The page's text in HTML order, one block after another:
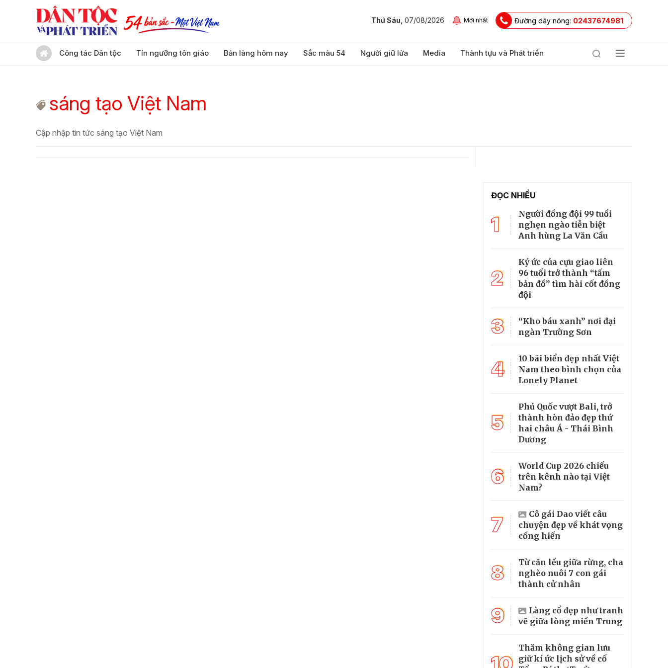
Thứ Sáu, 07/08/2026 Mới nhất Đường dây nóng: 02437674981
Công tác Dân tộc Tín ngưỡng tôn giáo Bản làng hôm nay Sắc màu 54 Người giữ lửa Media Thành tựu và Phát triển
sáng tạo Việt Nam
Cập nhập tin tức sáng tạo Việt Nam
ĐỌC NHIỀU
1
Người đồng đội 99 tuổi
nghẹn ngào tiễn biệt
Anh hùng La Văn Cầu
2
Ký ức của cựu giao liên
96 tuổi trở thành “tấm
bản đồ” tìm hài cốt đồng
đội
3
“Kho báu xanh” nơi đại
ngàn Trường Sơn
4
10 bãi biển đẹp nhất Việt
Nam theo bình chọn của
Lonely Planet
5
Phú Quốc vượt Bali, trở
thành hòn đảo đẹp thứ
hai châu Á - Thái Bình
Dương
6
World Cup 2026 chiếu
trên kênh nào tại Việt
Nam?
7
Cô gái Dao viết câu
chuyện đẹp về khát vọng
cống hiến
8
Từ căn lều giữa rừng, cha
nghèo nuôi 7 con gái
thành cử nhân
9
Làng cổ đẹp như tranh
vẽ giữa lòng miền Trung
Thăm không gian lưu
giữ kí ức lịch sử về cố